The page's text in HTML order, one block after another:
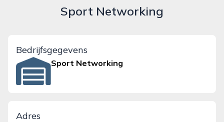
Sport Networking
Bedrijfsgegevens
Sport Networking
Adres